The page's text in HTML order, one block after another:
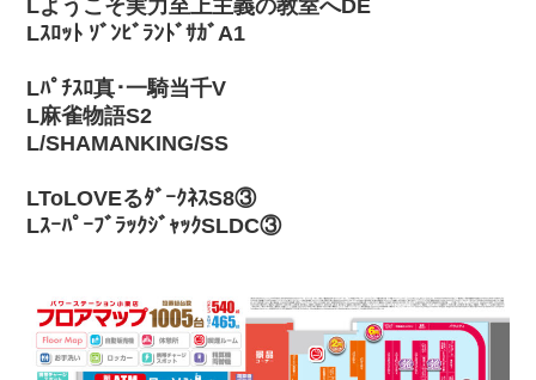
Lようこそ実力至上主義の教室へDE
Lｽﾛｯﾄ ｿﾞﾝﾋﾞﾗﾝﾄﾞｻｶﾞA1
Lﾊﾟﾁｽﾛ真･一騎当千V
L麻雀物語S2
L/SHAMANKING/SS
LToLOVEるﾀﾞｰｸﾈｽS8③
LｽｰﾊﾟｰﾌﾞﾗｯｸｼﾞｬｯｸSLDC③